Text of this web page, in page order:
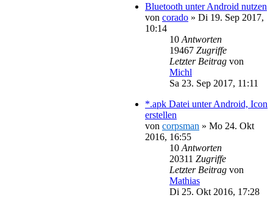
Bluetooth unter Android nutzen
von corado » Di 19. Sep 2017,
10:14
10 Antworten
19467 Zugriffe
Letzter Beitrag von
Michl
Sa 23. Sep 2017, 11:11
*.apk Datei unter Android, Icon
erstellen
von corpsman » Mo 24. Okt
2016, 16:55
10 Antworten
20311 Zugriffe
Letzter Beitrag von
Mathias
Di 25. Okt 2016, 17:28